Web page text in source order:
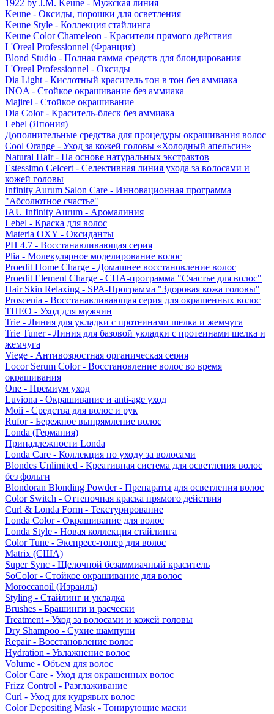
1922 by J.M. Keune - Мужская линия
Keune - Оксиды, порошки для осветления
Keune Style - Коллекция стайлинга
Keune Color Chameleon - Красители прямого действия
L'Oreal Professionnel (Франция)
Blond Studio - Полная гамма средств для блондирования
L'Oreal Professionnel - Оксиды
Dia Light - Кислотный краситель тон в тон без аммиака
INOA - Стойкое окрашивание без аммиака
Majirel - Стойкое окрашивание
Dia Color - Краситель-блеск без аммиака
Lebel (Япония)
Дополнительные средства для процедуры окрашивания волос
Cool Orange - Уход за кожей головы «Холодный апельсин»
Natural Hair - На основе натуральных экстрактов
Estessimo Celcert - Селективная линия ухода за волосами и
кожей головы
Infinity Aurum Salon Care - Инновационная программа
"Абсолютное счастье"
IAU Infinity Aurum - Аромалиния
Lebel - Краска для волос
Materia OXY - Оксиданты
PH 4.7 - Восстанавливающая серия
Plia - Молекулярное моделирование волос
Proedit Home Charge - Домашнее восстановление волос
Proedit Element Charge - СПА-программа "Счастье для волос"
Hair Skin Relaxing - SPA-Программа "Здоровая кожа головы"
Proscenia - Восстанавливающая серия для окрашенных волос
THEO - Уход для мужчин
Trie - Линия для укладки с протеинами шелка и жемчуга
Trie Tuner - Линия для базовой укладки с протеинами шелка и
жемчуга
Viege - Антивозростная органическая серия
Locor Serum Color - Восстановление волос во время
окрашивания
One - Премиум уход
Luviona - Окрашивание и anti-age уход
Moii - Средства для волос и рук
Rufor - Бережное выпрямление волос
Londa (Германия)
Принадлежности Londa
Londa Care - Коллекция по уходу за волосами
Blondes Unlimited - Креативная система для осветления волос
без фольги
Blondoran Blonding Powder - Препараты для осветления волос
Color Switch - Оттеночная краска прямого действия
Curl & Londa Form - Текстурирование
Londa Color - Окрашивание для волос
Londa Style - Новая коллекция стайлинга
Color Tune - Экспресс-тонер для волос
Matrix (США)
Super Sync - Щелочной безаммиачный краситель
SoColor - Стойкое окрашивание для волос
Moroccanoil (Израиль)
Styling - Стайлинг и укладка
Brushes - Брашинги и расчески
Treatment - Уход за волосами и кожей головы
Dry Shampoo - Сухие шампуни
Repair - Восстановление волос
Hydration - Увлажнение волос
Volume - Объем для волос
Color Care - Уход для окрашенных волос
Frizz Control - Разглаживание
Curl - Уход для кудрявых волос
Color Depositing Mask - Тонирующие маски